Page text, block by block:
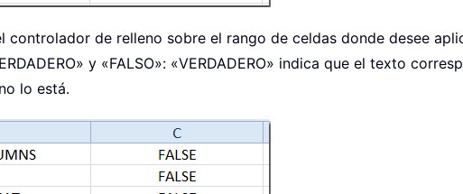
controlador de relleno sobre el rango de celdas donde desee
y «FALSO»: «VERDADERO» indica que el texto
lo está.